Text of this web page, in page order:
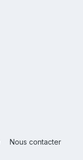
Nous contacter